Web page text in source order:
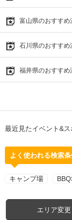
富山県のおすすめ
石川県のおすすめ
福井県のおすすめ
最近見たイベント&ス
よく使われる検索
キャンプ場
エリア変更